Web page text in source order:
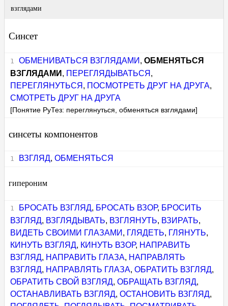
взглядами
Синсет
ОБМЕНИВАТЬСЯ ВЗГЛЯДАМИ , ОБМЕНЯТЬСЯ
ВЗГЛЯДАМИ , ПЕРЕГЛЯДЫВАТЬСЯ ,
ПЕРЕГЛЯНУТЬСЯ , ПОСМОТРЕТЬ ДРУГ НА ДРУГА,
СМОТРЕТЬ ДРУГ НА ДРУГА
[Понятие РуТез: переглянуться, обменяться взглядами]
синсеты компонентов
ВЗГЛЯД, ОБМЕНЯТЬСЯ
гипероним
БРОСАТЬ ВЗГЛЯД, БРОСАТЬ ВЗОР, БРОСИТЬ
ВЗГЛЯД, ВЗГЛЯДЫВАТЬ, ВЗГЛЯНУТЬ, ВЗИРАТЬ,
ВИДЕТЬ СВОИМИ ГЛАЗАМИ , ГЛЯДЕТЬ, ГЛЯНУТЬ,
КИНУТЬ ВЗГЛЯД, КИНУТЬ ВЗОР, НАПРАВИТЬ
ВЗГЛЯД, НАПРАВИТЬ ГЛАЗА, НАПРАВЛЯТЬ
ВЗГЛЯД, НАПРАВЛЯТЬ ГЛАЗА,ОБРАТИТЬ ВЗГЛЯД,
ОБРАТИТЬ СВОЙ ВЗГЛЯД,ОБРАЩАТЬ ВЗГЛЯД,
ОСТАНАВЛИВАТЬ ВЗГЛЯД,ОСТАНОВИТЬ ВЗГЛЯД,